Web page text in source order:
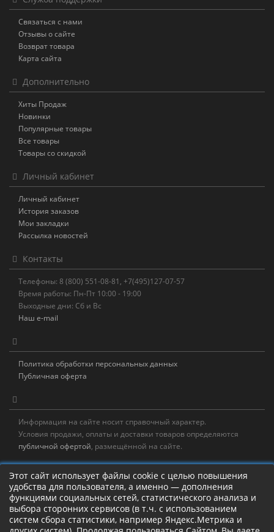
Связаться с нами
Отзывы о сайте
Возврат товара
Карта сайта
Дополнительно
Хиты Продаж
Новинки
Популярные товары
Все товары
Товары со скидкой
Личный кабинет
Личный кабинет
История заказов
Мои закладки
Рассылка новостей
Контакты
Телефоны: 8 (800) 551-08-81, +7(495)127-07-57
Время работы: Пн-Пт 10:00 - 19:00
Выходные дни: Сб и Вс
Наш e-mail
Политика обработки персональных данных
Публичная оферта
Информация на сайте носит справочный характер.
Условия продажи, оплаты и доставки товаров определяются
публичной офертой, размещённой на сайте.
Новостная рассылка
Новости, акции, распродажи и полезные советы!
Этот сайт использует файлы cookie с целью повышения
удобства для пользователя, а именно — дополнения
функциями социальных сетей, статистического анализа и
выбора сторонних сервисов (в т.ч. с использованием
систем сбора статистики, например Яндекс.Метрика и